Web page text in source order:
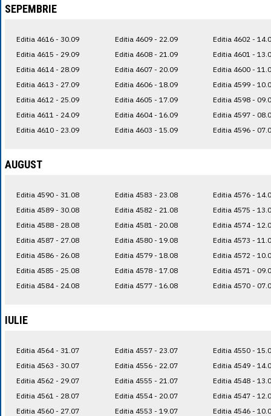
SEPEMBRIE
Editia 4616 - 30.09
Editia 4615 - 29.09
Editia 4614 - 28.09
Editia 4613 - 27.09
Editia 4612 - 25.09
Editia 4611 - 24.09
Editia 4610 - 23.09
Editia 4609 - 22.09
Editia 4608 - 21.09
Editia 4607 - 20.09
Editia 4606 - 18.09
Editia 4605 - 17.09
Editia 4604 - 16.09
Editia 4603 - 15.09
Editia 4602 -
Editia 4601 -
Editia 4600 -
Editia 4599 -
Editia 4598 -
Editia 4597 -
Editia 4596 -
AUGUST
Editia 4590 - 31.08
Editia 4589 - 30.08
Editia 4588 - 28.08
Editia 4587 - 27.08
Editia 4586 - 26.08
Editia 4585 - 25.08
Editia 4584 - 24.08
Editia 4583 - 23.08
Editia 4582 - 21.08
Editia 4581 - 20.08
Editia 4580 - 19.08
Editia 4579 - 18.08
Editia 4578 - 17.08
Editia 4577 - 16.08
Editia 4576 -
Editia 4575 -
Editia 4574 -
Editia 4573 -
Editia 4572 -
Editia 4571 -
Editia 4570 -
IULIE
Editia 4564 - 31.07
Editia 4563 - 30.07
Editia 4562 - 29.07
Editia 4561 - 28.07
Editia 4560 - 27.07
Editia 4557 - 23.07
Editia 4556 - 22.07
Editia 4555 - 21.07
Editia 4554 - 20.07
Editia 4553 - 19.07
Editia 4550 -
Editia 4549 -
Editia 4548 -
Editia 4547 -
Editia 4546 -